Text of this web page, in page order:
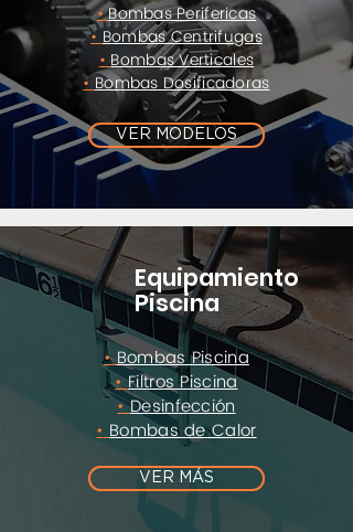
•Bombas Perifericas
•Bombas Centrifugas
•Bombas Verticales
•Bombas Dosificadoras
VER MODELOS
Equipamiento
Piscina
•Bombas Piscina
•Filtros Piscina
•Desinfección
• Bombas de Calor
VER MÁS